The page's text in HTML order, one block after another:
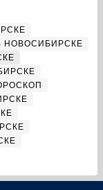
НОВОСИБИРСКЕ